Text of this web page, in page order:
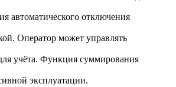
автоматического отключения
Оператор может управлять
учёта. Функция суммирования
эксплуатации.